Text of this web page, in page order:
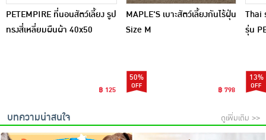
PETEMPIRE ที่นอนสัตว์เลี้ยง รูป
ทรงสี่เหลี่ยมผืนผ้า 40x50
฿ 125
MAPLE'S เบาะสัตว์เลี้ยงกันไร้ฝุ่น
Size M
50%
฿ 798
Thai
รุ่น
13%
บทความน่าสนใจ ดูเพิ่มเติม >>